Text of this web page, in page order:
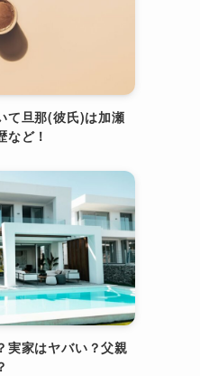
て旦那(彼氏)は加瀬
ど！
実家はヤバい？父親